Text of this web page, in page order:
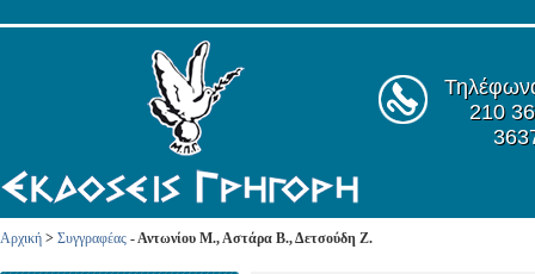
210
Αρχική > Συγγραφέας - Αντωνίου Μ., Αστάρα Β., Δετσούδη Ζ.